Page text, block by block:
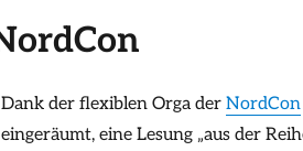
Dank der flexiblen Orga der NordCon
eingeräumt, eine Lesung „aus der